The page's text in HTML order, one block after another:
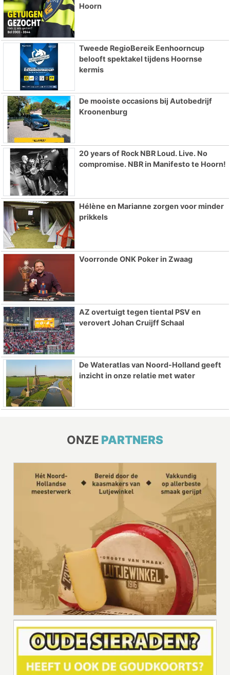
Hoorn
Tweede RegioBereik Eenhoorncup
belooft spektakel tijdens Hoornse
kermis
De mooiste occasions bij Autobedrijf
Kroonenburg
20 years of Rock NBR Loud. Live. No
compromise. NBR in Manifesto te Hoorn!
Hélène en Marianne zorgen voor minder
prikkels
Voorronde ONK Poker in Zwaag
AZ overtuigt tegen tiental PSV en
verovert Johan Cruijff Schaal
De Wateratlas van Noord-Holland geeft
inzicht in onze relatie met water
ONZE PARTNERS